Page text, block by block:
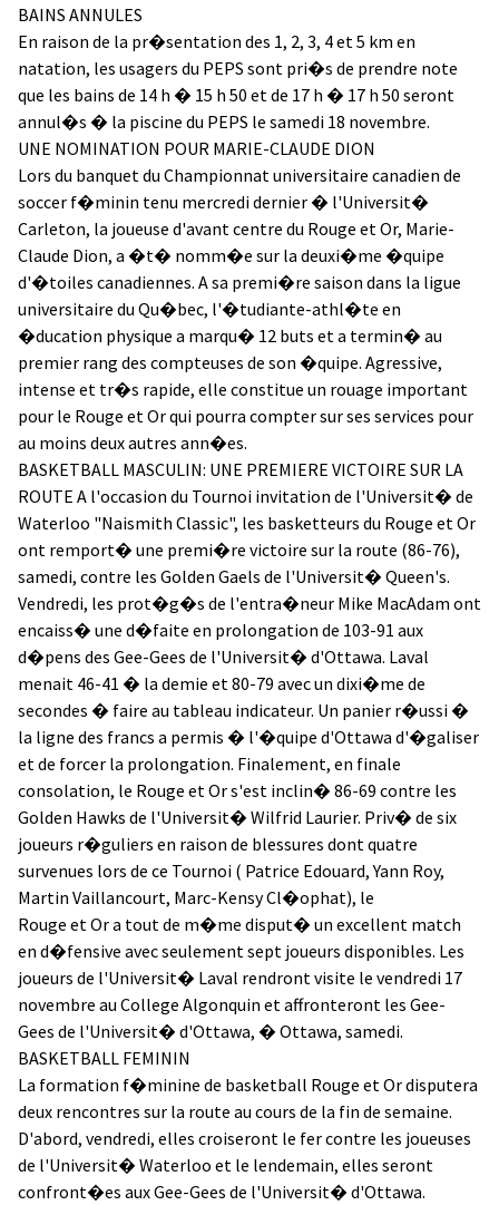
BAINS ANNULES
En raison de la pr�sentation des 1, 2, 3, 4 et 5 km en
natation, les usagers du PEPS sont pri�s de prendre note
que les bains de 14 h � 15 h 50 et de 17 h � 17 h 50 seront
annul�s � la piscine du PEPS le samedi 18 novembre.
UNE NOMINATION POUR MARIE-CLAUDE DION
Lors du banquet du Championnat universitaire canadien de
soccer f�minin tenu mercredi dernier � l'Universit�
Carleton, la joueuse d'avant centre du Rouge et Or, Marie-
Claude Dion, a �t� nomm�e sur la deuxi�me �quipe
d'�toiles canadiennes. A sa premi�re saison dans la ligue
universitaire du Qu�bec, l'�tudiante-athl�te en
�ducation physique a marqu� 12 buts et a termin� au
premier rang des compteuses de son �quipe. Agressive,
intense et tr�s rapide, elle constitue un rouage important
pour le Rouge et Or qui pourra compter sur ses services pour
au moins deux autres ann�es.
BASKETBALL MASCULIN: UNE PREMIERE VICTOIRE SUR LA
ROUTE A l'occasion du Tournoi invitation de l'Universit� de
Waterloo "Naismith Classic", les basketteurs du Rouge et Or
ont remport� une premi�re victoire sur la route (86-76),
samedi, contre les Golden Gaels de l'Universit� Queen's.
Vendredi, les prot�g�s de l'entra�neur Mike MacAdam ont
encaiss� une d�faite en prolongation de 103-91 aux
d�pens des Gee-Gees de l'Universit� d'Ottawa. Laval
menait 46-41 � la demie et 80-79 avec un dixi�me de
secondes � faire au tableau indicateur. Un panier r�ussi �
la ligne des francs a permis � l'�quipe d'Ottawa d'�galiser
et de forcer la prolongation. Finalement, en finale
consolation, le Rouge et Or s'est inclin� 86-69 contre les
Golden Hawks de l'Universit� Wilfrid Laurier. Priv� de six
joueurs r�guliers en raison de blessures dont quatre
survenues lors de ce Tournoi ( Patrice Edouard, Yann Roy,
Martin Vaillancourt, Marc-Kensy Cl�ophat), le
Rouge et Or a tout de m�me disput� un excellent match
en d�fensive avec seulement sept joueurs disponibles. Les
joueurs de l'Universit� Laval rendront visite le vendredi 17
novembre au College Algonquin et affronteront les Gee-
Gees de l'Universit� d'Ottawa, � Ottawa, samedi.
BASKETBALL FEMININ
La formation f�minine de basketball Rouge et Or disputera
deux rencontres sur la route au cours de la fin de semaine.
D'abord, vendredi, elles croiseront le fer contre les joueuses
de l'Universit� Waterloo et le lendemain, elles seront
confront�es aux Gee-Gees de l'Universit� d'Ottawa.